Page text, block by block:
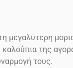
μεγαλύτερη
της
τους.